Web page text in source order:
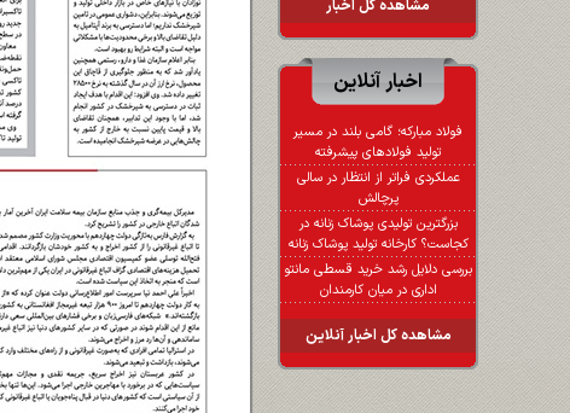
مشاهده کل اخبار
اخبار آنلاین
فولاد مبارکه؛ گامی بلند در مسیر
تولید فولادهای پیشرفته
عملکردی فراتر از انتظار در سالی
پرچالش
بزرگترین تولیدی پوشاک زنانه در
کجاست؟ کارخانه تولید پوشاک زنانه
بررسی دلایل رشد خرید قسطی مانتو
اداری در میان کارمندان
مشاهده کل اخبار آنلاین